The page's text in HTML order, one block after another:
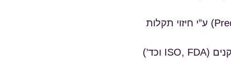
ייעול תחזוקה מונעת (Predictive Maintenance) ע”י חיזוי תקלות
הפקת דוחות איכות ועמידה בתקנים (ISO, FDA וכד’)